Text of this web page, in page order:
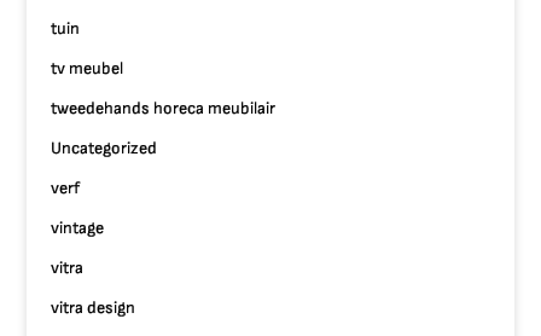
tuin
tv meubel
tweedehands horeca meubilair
Uncategorized
verf
vintage
vitra
vitra design